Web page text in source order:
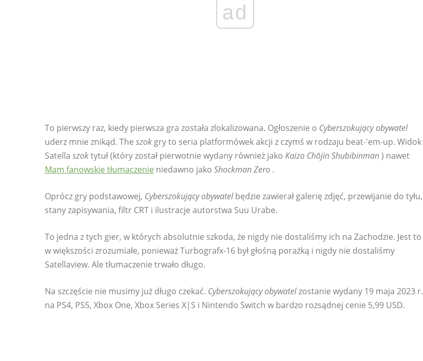
ad
To pierwszy raz, kiedy pierwsza gra została zlokalizowana. Ogłoszenie o Cyberszokujący obywatel
uderz mnie znikąd. The szok gry to seria platformówek akcji z czymś w rodzaju beat-'em-up. Widok
Satella szoktytuł (który został pierwotnie wydany również jako Kaizo Chōjin Shubibinman) nawet
Mam fanowskie tłumaczenie niedawno jako Shockman Zero .
Oprócz gry podstawowej, Cyberszokujący obywatelbędzie zawierał galerię zdjęć, przewijanie do tyłu,
stany zapisywania, filtr CRT i ilustracje autorstwa Suu Urabe.
To jedna z tych gier, w których absolutnie szkoda, że ​​nigdy nie dostaliśmy ich na Zachodzie. Jest to
w większości zrozumiałe, ponieważ Turbografx-16 był głośną porażką i nigdy nie dostaliśmy
Satellaview. Ale tłumaczenie trwało długo.
Na szczęście nie musimy już długo czekać. Cyberszokujący obywatelzostanie wydany 19 maja 2023 r.
na PS4, PS5, Xbox One, Xbox Series X|S i Nintendo Switch w bardzo rozsądnej cenie 5,99 USD.